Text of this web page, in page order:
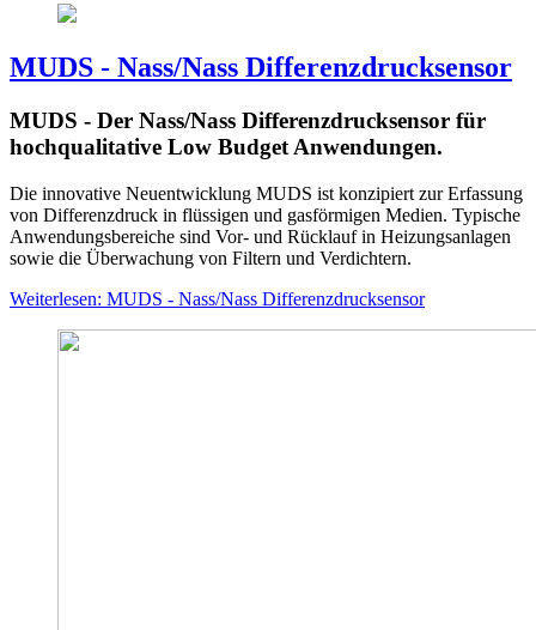
MUDS - Nass/Nass Differenzdrucksensor
MUDS - Der Nass/Nass Differenzdrucksensor für
hochqualitative Low Budget Anwendungen.
Die innovative Neuentwicklung MUDS ist konzipiert zur Erfassung
von Differenzdruck in flüssigen und gasförmigen Medien. Typische
Anwendungsbereiche sind Vor- und Rücklauf in Heizungsanlagen
sowie die Überwachung von Filtern und Verdichtern.
Weiterlesen: MUDS - Nass/Nass Differenzdrucksensor